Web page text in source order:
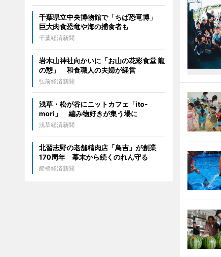
千葉県立中央博物館で「ちば恐竜博」
巨大肉食恐竜や海の捕食者も
千葉経済新聞
岩木山神社向かいに「お山の花彩食堂 龍
の憩」 和食職人の夫婦が経営
弘前経済新聞
浅草・松が谷にニットカフェ「ito-
mori」 編み物好きが集う場に
浅草経済新聞
北習志野の老舗精肉店「鳥吉」が創業
170周年 幕末から続くのれん守る
船橋経済新聞